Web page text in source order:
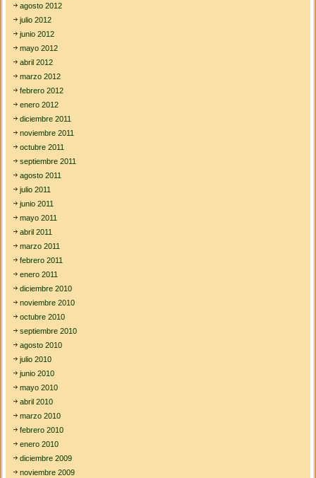
agosto 2012
julio 2012
junio 2012
mayo 2012
abril 2012
marzo 2012
febrero 2012
enero 2012
diciembre 2011
noviembre 2011
octubre 2011
septiembre 2011
agosto 2011
julio 2011
junio 2011
mayo 2011
abril 2011
marzo 2011
febrero 2011
enero 2011
diciembre 2010
noviembre 2010
octubre 2010
septiembre 2010
agosto 2010
julio 2010
junio 2010
mayo 2010
abril 2010
marzo 2010
febrero 2010
enero 2010
diciembre 2009
noviembre 2009